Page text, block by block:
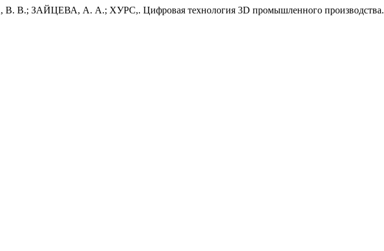
ЗАЙЦЕВА, А. А.; ХУРС,. Цифровая технология 3D промышленного производства.